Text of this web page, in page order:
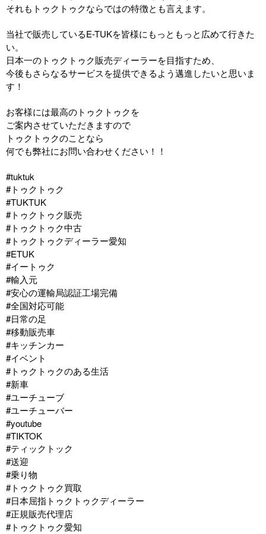
それもトゥクトゥクならではの特徴とも言えます。
当社で販売しているE-TUKを皆様にもっともっと広めて行きた
い。
日本一のトゥクトゥク販売ディーラーを目指すため、
今後もさらなるサービスを提供できるよう邁進したいと思いま
す！
お客様には最高のトゥクトゥクを
ご案内させていただきますので
トゥクトゥクのことなら
何でも弊社にお問い合わせください！！
#tuktuk
#トゥクトゥク
#TUKTUK
#トゥクトゥク販売
#トゥクトゥク中古
#トゥクトゥクディーラー愛知
#ETUK
#イートゥク
#輸入元
#安心の運輸局認証工場完備
#全国対応可能
#日常の足
#移動販売車
#キッチンカー
#イベント
#トゥクトゥクのある生活
#新車
#ユーチューブ
#ユーチューバー
#youtube
#TIKTOK
#ティックトック
#送迎
#乗り物
#トゥクトゥク買取
#日本屈指トゥクトゥクディーラー
#正規販売代理店
#トゥクトゥク愛知